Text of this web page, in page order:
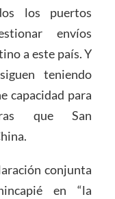
los puertos
envíos
a este país. Y
teniendo
capacidad para
que San
conjunta
en “la